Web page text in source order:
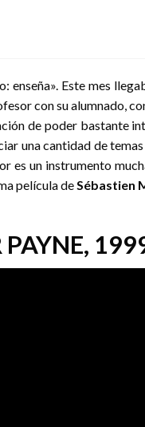
enseña». Este mes
con su alumnado,
de poder bastante
una cantidad de
es un instrumento
película deSébastien